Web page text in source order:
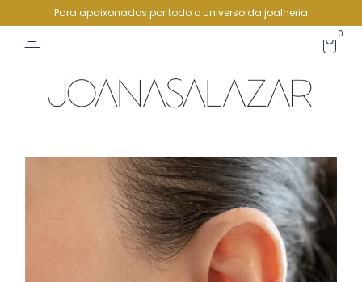
Para apaixonados por todo o universo da joalheria
0